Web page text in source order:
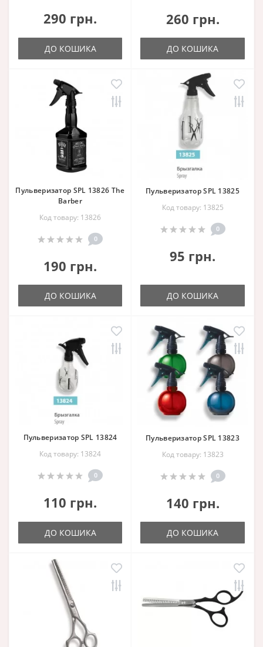
290 грн.
ДО КОШИКА
260 грн.
ДО КОШИКА
Пульверизатор SPL 13826 The
Barber
Код товару: 13826
0
190 грн.
ДО КОШИКА
Пульверизатор SPL 13825
Код товару: 13825
0
95 грн.
ДО КОШИКА
Пульверизатор SPL 13824
Код товару: 13824
0
110 грн.
ДО КОШИКА
Пульверизатор SPL 13823
Код товару: 13823
0
140 грн.
ДО КОШИКА